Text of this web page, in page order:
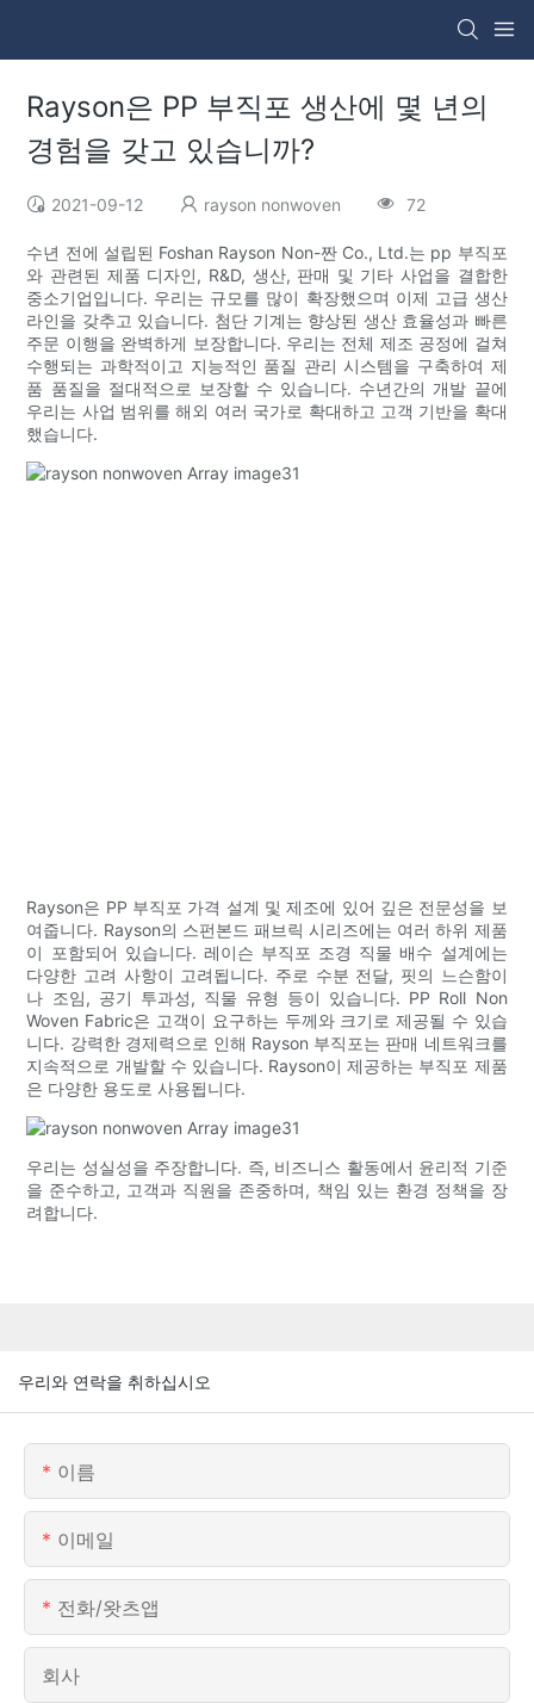
Rayson은 PP 부직포 생산에 몇 년의
경험을 갖고 있습니까?
2021-09-12 rayson nonwoven 72
수년 전에 설립된 Foshan Rayson Non-짠 Co., Ltd.는 pp 부직포
와 관련된 제품 디자인, R&D, 생산, 판매 및 기타 사업을 결합한
중소기업입니다. 우리는 규모를 많이 확장했으며 이제 고급 생산
라인을 갖추고 있습니다. 첨단 기계는 향상된 생산 효율성과 빠른
주문 이행을 완벽하게 보장합니다. 우리는 전체 제조 공정에 걸쳐
수행되는 과학적이고 지능적인 품질 관리 시스템을 구축하여 제
품 품질을 절대적으로 보장할 수 있습니다. 수년간의 개발 끝에
우리는 사업 범위를 해외 여러 국가로 확대하고 고객 기반을 확대
했습니다.
Rayson은 PP 부직포 가격 설계 및 제조에 있어 깊은 전문성을 보
여줍니다. Rayson의 스펀본드 패브릭 시리즈에는 여러 하위 제품
이 포함되어 있습니다. 레이슨 부직포 조경 직물 배수 설계에는
다양한 고려 사항이 고려됩니다. 주로 수분 전달, 핏의 느슨함이
나 조임, 공기 투과성, 직물 유형 등이 있습니다. PP Roll Non
Woven Fabric은 고객이 요구하는 두께와 크기로 제공될 수 있습
니다. 강력한 경제력으로 인해 Rayson 부직포는 판매 네트워크를
지속적으로 개발할 수 있습니다. Rayson이 제공하는 부직포 제품
은 다양한 용도로 사용됩니다.
우리는 성실성을 주장합니다. 즉, 비즈니스 활동에서 윤리적 기준
을 준수하고, 고객과 직원을 존중하며, 책임 있는 환경 정책을 장
려합니다.
우리와 연락을 취하십시오
이름
이메일
전화/왓츠앱
회사